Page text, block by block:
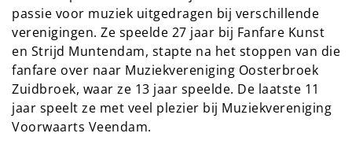
passie voor muziek uitgedragen bij verschillende
verenigingen. Ze speelde 27 jaar bij Fanfare Kunst
en Strijd Muntendam, stapte na het stoppen van die
fanfare over naar Muziekvereniging Oosterbroek
Zuidbroek, waar ze 13 jaar speelde. De laatste 11
jaar speelt ze met veel plezier bij Muziekvereniging
Voorwaarts Veendam.